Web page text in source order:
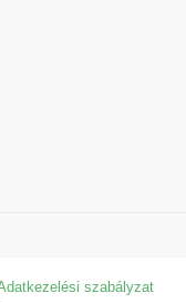
szabályzat